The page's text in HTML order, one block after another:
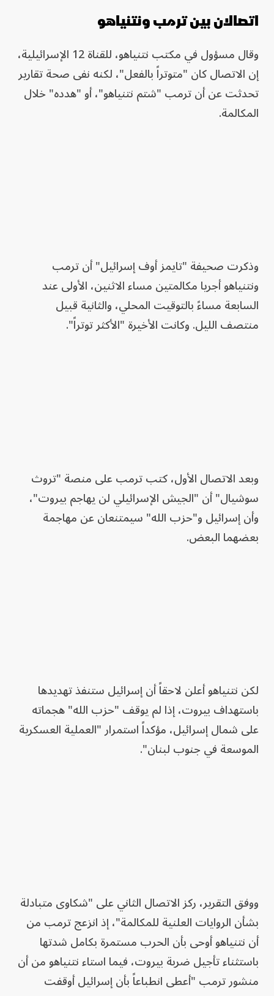
اتصالان بين ترمب ونتنياهو
وقال مسؤول في مكتب نتنياهو، للقناة 12 الإسرائيلية،
إن الاتصال كان "متوتراً بالفعل"، لكنه نفى صحة تقارير
تحدثت عن أن ترمب "شتم نتنياهو"، أو "هدده" خلال
المكالمة.
وذكرت صحيفة "تايمز أوف إسرائيل" أن ترمب
ونتنياهو أجريا مكالمتين مساء الاثنين، الأولى عند
السابعة مساءً بالتوقيت المحلي، والثانية قبيل
منتصف الليل. وكانت الأخيرة "الأكثر توتراً".
وبعد الاتصال الأول، كتب ترمب على منصة "تروث
سوشيال" أن "الجيش الإسرائيلي لن يهاجم بيروت"،
وأن إسرائيل و"حزب الله" سيمتنعان عن مهاجمة
بعضهما البعض.
لكن نتنياهو أعلن لاحقاً أن إسرائيل ستنفذ تهديدها
باستهداف بيروت، إذا لم يوقف "حزب الله" هجماته
على شمال إسرائيل، مؤكداً استمرار "العملية العسكرية
الموسعة في جنوب لبنان".
ووفق التقرير، ركز الاتصال الثاني على "شكاوى متبادلة
بشأن الروايات العلنية للمكالمة"، إذ انزعج ترمب من
أن نتنياهو أوحى بأن الحرب مستمرة بكامل شدتها
باستثناء تأجيل ضربة بيروت، فيما استاء نتنياهو من أن
منشور ترمب "أعطى انطباعاً بأن إسرائيل أوقفت